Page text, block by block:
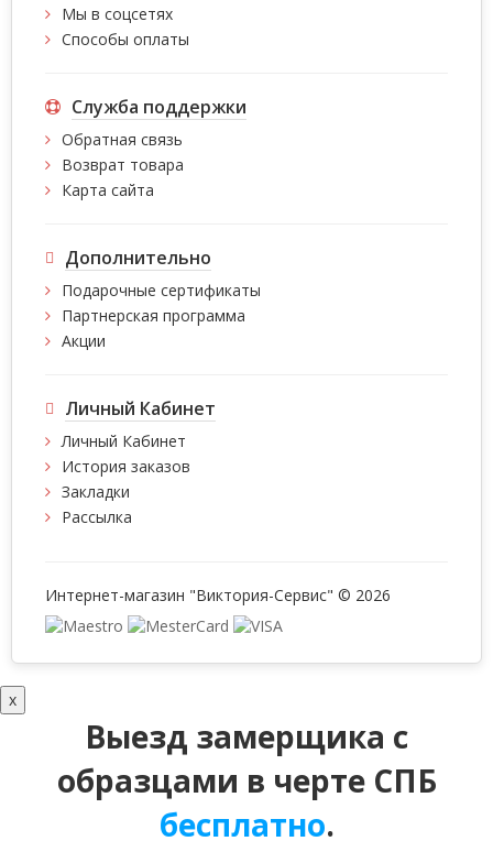
Мы в соцсетях
Способы оплаты
Служба поддержки
Обратная связь
Возврат товара
Карта сайта
Дополнительно
Подарочные сертификаты
Партнерская программа
Акции
Личный Кабинет
Личный Кабинет
История заказов
Закладки
Рассылка
Интернет-магазин "Виктория-Сервис" © 2026
x
Выезд замерщика с
образцами в черте СПБ
бесплатно.